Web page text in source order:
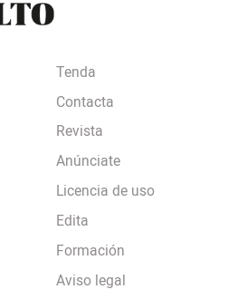
Tenda
Contacta
Revista
Anúnciate
Licencia de uso
Edita
Formación
Aviso legal